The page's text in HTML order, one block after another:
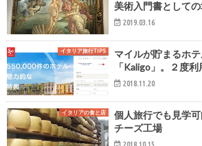
美術入門書として
2019.03.16
イタリア旅行TIPS
マイルが貯まるホ
「Kaligo」。２度
2018.11.20
イタリアの食と店
個人旅行でも見学
チーズ工場